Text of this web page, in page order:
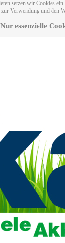
setzen wir Cookies
Verwendung und den
Nur essenzielle